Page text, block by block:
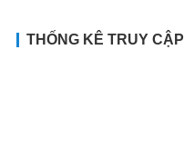
THỐNG KÊ TRUY CẬP